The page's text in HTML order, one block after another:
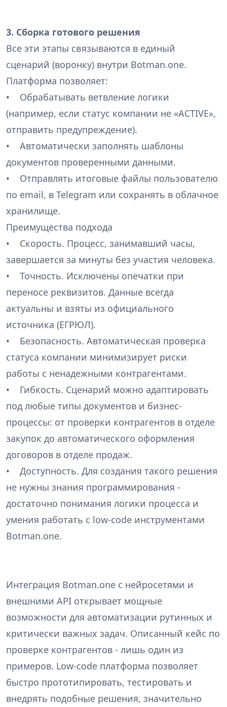
3. Сборка готового решения
Все эти этапы связываются в единый
сценарий (воронку) внутри Botman.one.
Платформа позволяет:
• Обрабатывать ветвление логики
(например, если статус компании не «ACTIVE»,
отправить предупреждение).
• Автоматически заполнять шаблоны
документов проверенными данными.
• Отправлять итоговые файлы пользователю
по email, в Telegram или сохранять в облачное
хранилище.
Преимущества подхода
• Скорость. Процесс, занимавший часы,
завершается за минуты без участия человека.
• Точность. Исключены опечатки при
переносе реквизитов. Данные всегда
актуальны и взяты из официального
источника (ЕГРЮЛ).
• Безопасность. Автоматическая проверка
статуса компании минимизирует риски
работы с ненадежными контрагентами.
• Гибкость. Сценарий можно адаптировать
под любые типы документов и бизнес-
процессы: от проверки контрагентов в отделе
закупок до автоматического оформления
договоров в отделе продаж.
• Доступность. Для создания такого решения
не нужны знания программирования -
достаточно понимания логики процесса и
умения работать с low-code инструментами
Botman.one.
Интеграция Botman.one с нейросетями и
внешними API открывает мощные
возможности для автоматизации рутинных и
критически важных задач. Описанный кейс по
проверке контрагентов - лишь один из
примеров. Low-code платформа позволяет
быстро прототипировать, тестировать и
внедрять подобные решения, значительно